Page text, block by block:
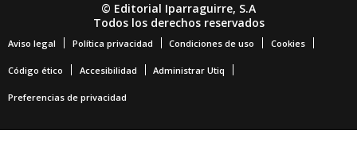
© Editorial Iparraguirre, S.A
Todos los derechos reservados
Aviso legal Política privacidad Condiciones de uso Cookies
Código ético Accesibilidad Administrar Utiq
Preferencias de privacidad